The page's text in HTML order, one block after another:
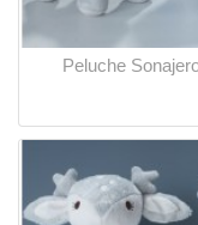
Peluche